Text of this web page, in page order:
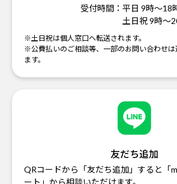
受付時間： 平日 9時～18
土日祝 9時～
※土日祝は個人窓口へ転送されます。
※公費払いのご相談等、一部のお問い合わせは
ます。
友だち追加
QRコードから「友だち追加」すると「
ート」から相談いただけます。